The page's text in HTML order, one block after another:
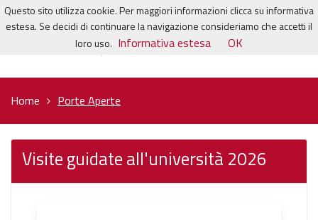
Home Porte Aperte
Visite guidate all'università 2026
Questo sito utilizza cookie. Per maggiori informazioni clicca su informativa
estesa. Se decidi di continuare la navigazione consideriamo che accetti il
loro uso. Informativa estesa OK